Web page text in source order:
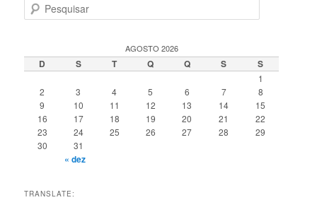
e
u
i
AGOSTO 2026
D S T Q Q S S
1
2
3 4 5 6 7
8
9
10 11 12 13 14
15
16
17 18 19 20 21
22
23
24 25 26 27 28
29
30
31
« dez
TRANSLATE: